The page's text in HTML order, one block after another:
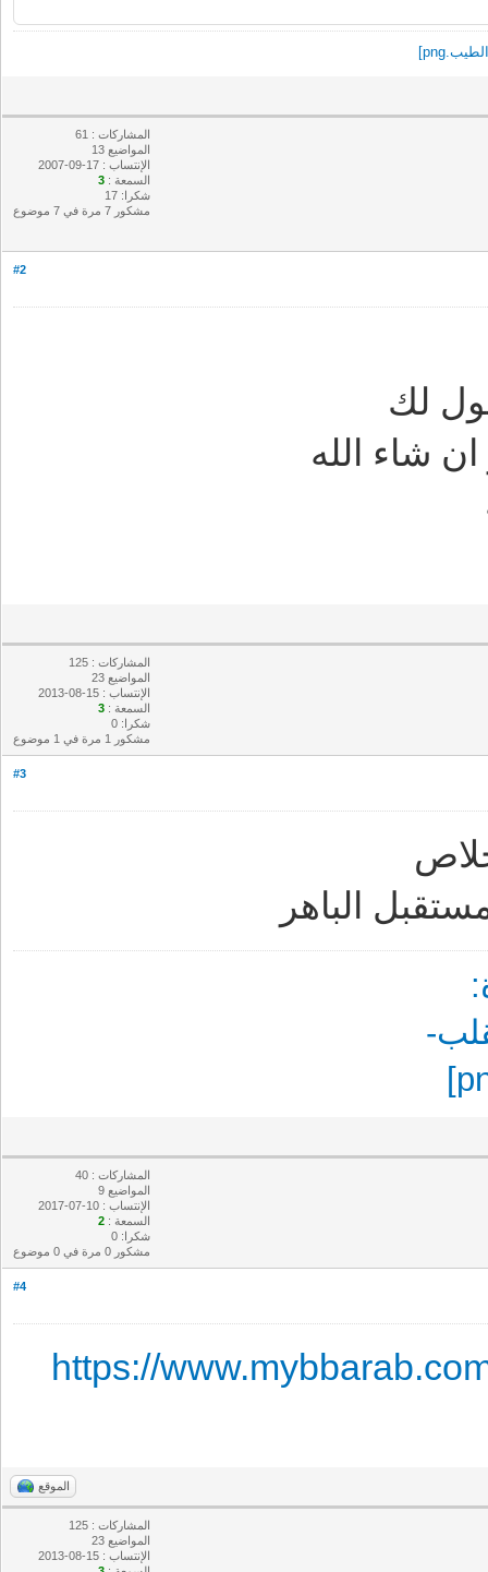
المشاركات : 61
المواضيع 13
الإنتساب : 17-09-2007
السمعة :3
شكرا: 17
مشكور 7 مرة في 7 موضوع
#2
لك
شاء الله
المشاركات : 125
المواضيع 23
الإنتساب : 15-08-2013
السمعة :3
شكرا: 0
مشكور 1 مرة في 1 موضوع
#3
الباهر
المشاركات : 40
المواضيع 9
الإنتساب : 10-07-2017
السمعة :2
شكرا: 0
مشكور 0 مرة في 0 موضوع
#4
https://
الموقع
المشاركات : 125
المواضيع 23
الإنتساب : 15-08-2013